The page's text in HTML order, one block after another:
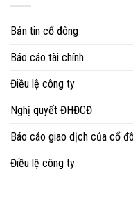
Bản tin cổ đông
Báo cáo tài chính
Điều lệ công ty
Nghị quyết ĐHĐCĐ
Báo cáo giao dịch của cổ
Điều lệ công ty